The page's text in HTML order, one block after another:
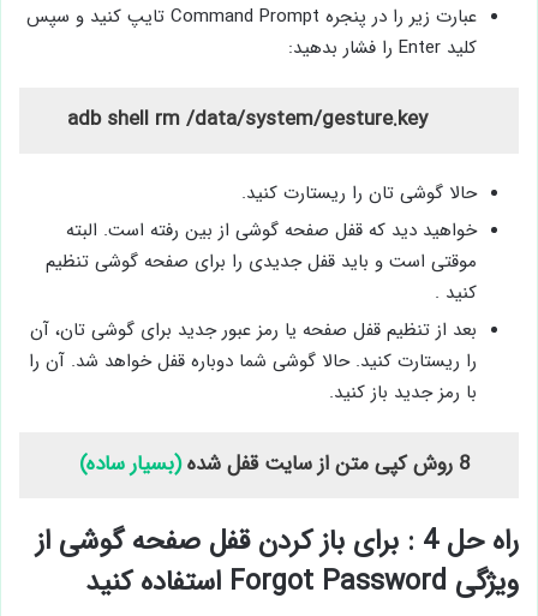
عبارت زیر را در پنجره Command Prompt تایپ کنید و سپس
کلید Enter را فشار بدهید:
adb shell rm /data/system/gesture.key
حالا گوشی تان را ریستارت کنید.
خواهید دید که قفل صفحه گوشی از بین رفته است. البته
موقتی است و باید قفل جدیدی را برای صفحه گوشی تنظیم
کنید .
بعد از تنظیم قفل صفحه یا رمز عبور جدید برای گوشی تان، آن
را ریستارت کنید. حالا گوشی شما دوباره قفل خواهد شد. آن را
با رمز جدید باز کنید.
8 روش کپی متن از سایت قفل شده (بسیار ساده)
راه حل 4 : برای باز کردن قفل صفحه گوشی از
ویژگی Forgot Password استفاده کنید